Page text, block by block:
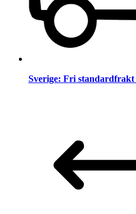
Sverige: Fri standardfrakt